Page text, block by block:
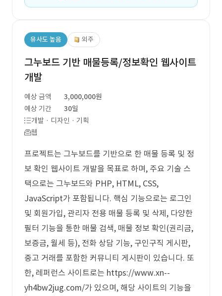
유사도 높음 외주
그누보드 기반 매물등록/정보확인 웹사이트
개발
예상 금액
3,000,000원
예상 기간
30일
개발 · 디자인 · 기획
웹
프로젝트는 그누보드를 기반으로 한 매물 등록 및 정
보 확인 웹사이트 개발을 목표로 하며, 주요 기술 스
택으로는 그누보드와 PHP, HTML, CSS,
JavaScript가 포함됩니다. 핵심 기능으로는 로그인
및 회원가입, 관리자 전용 매물 등록 및 삭제, 다양한
필터 기능을 통한 매물 검색, 매물 정보 확인(권리금,
보증금, 월세 등), 전화 상담 기능, 구인구직 게시판,
중고 거래를 포함한 커뮤니티 게시판이 있습니다. 또
한, 레퍼런스 사이트로는 https://www.xn--
yh4bw2jug.com/가 있으며, 해당 사이트의 기능을